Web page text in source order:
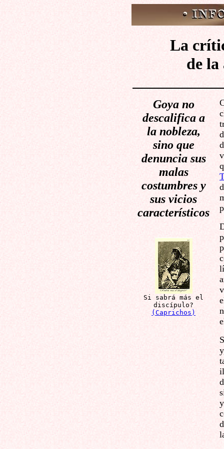
La
de
Goya no
descalifica a
la nobleza,
sino que
denuncia sus
malas
costumbres y
sus vicios
característicos
Si sabrá más el
discípulo?
(Caprichos)